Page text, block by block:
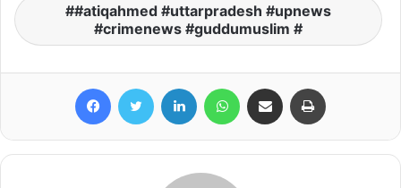
#atiqahmed #uttarpradesh #upnews
#crimenews #guddumuslim #
FacebookTwitter LinkedIn WhatsAppShare via Email